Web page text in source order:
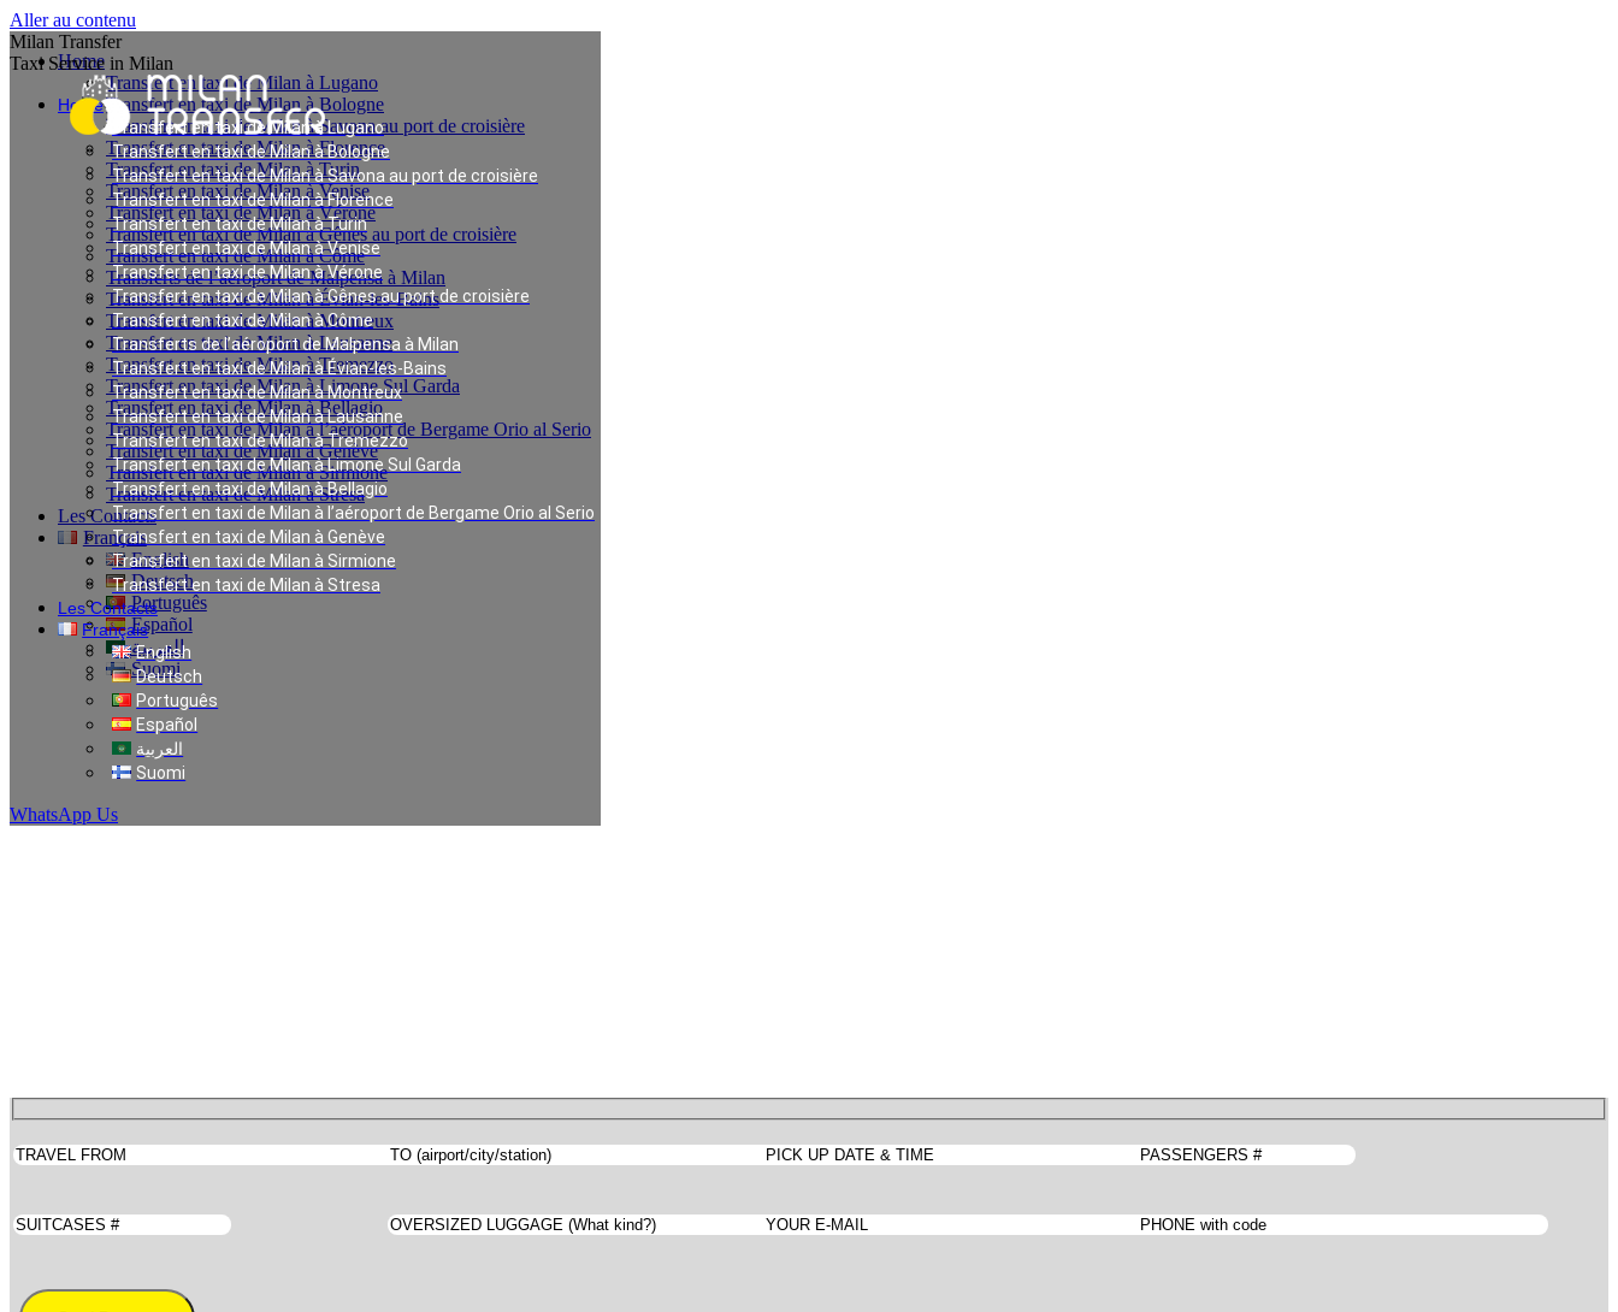
Aller au contenu
Milan Transfer
Taxi Service in Milan
Home
Transfert en taxi de Milan à Lugano
Transfert en taxi de Milan à Bologne
Transfert en taxi de Milan à Savona au port de croisière
Transfert en taxi de Milan à Florence
Transfert en taxi de Milan à Turin
Transfert en taxi de Milan à Venise
Transfert en taxi de Milan à Vérone
Transfert en taxi de Milan à Gênes au port de croisière
Transfert en taxi de Milan à Côme
Transferts de l’aéroport de Malpensa à Milan
Transfert en taxi de Milan à Évian-les-Bains
Transfert en taxi de Milan à Montreux
Transfert en taxi de Milan à Lausanne
Transfert en taxi de Milan à Tremezzo
Transfert en taxi de Milan à Limone Sul Garda
Transfert en taxi de Milan à Bellagio
Transfert en taxi de Milan à l’aéroport de Bergame Orio al Serio
Transfert en taxi de Milan à Genève
Transfert en taxi de Milan à Sirmione
Transfert en taxi de Milan à Stresa
Les Contacts
Français
English
Deutsch
Português
Español
العربية
Suomi
WhatsApp Us
Home
Transfert en taxi de Milan à Lugano
Transfert en taxi de Milan à Bologne
Transfert en taxi de Milan à Savona au port de croisière
Transfert en taxi de Milan à Florence
Transfert en taxi de Milan à Turin
Transfert en taxi de Milan à Venise
Transfert en taxi de Milan à Vérone
Transfert en taxi de Milan à Gênes au port de croisière
Transfert en taxi de Milan à Côme
Transferts de l’aéroport de Malpensa à Milan
Transfert en taxi de Milan à Évian-les-Bains
Transfert en taxi de Milan à Montreux
Transfert en taxi de Milan à Lausanne
Transfert en taxi de Milan à Tremezzo
Transfert en taxi de Milan à Limone Sul Garda
Transfert en taxi de Milan à Bellagio
Transfert en taxi de Milan à l’aéroport de Bergame Orio al Serio
Transfert en taxi de Milan à Genève
Transfert en taxi de Milan à Sirmione
Transfert en taxi de Milan à Stresa
Les Contacts
Français
English
Deutsch
Português
Español
العربية
Suomi